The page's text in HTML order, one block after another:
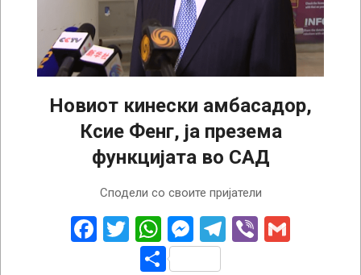
Новиот кинески амбасадор,
Ксие Фенг, ја презема
функцијата во САД
Сподели со своите пријатели
Facebook
Twitter
WhatsApp
Messenger
Telegram
Viber
Share